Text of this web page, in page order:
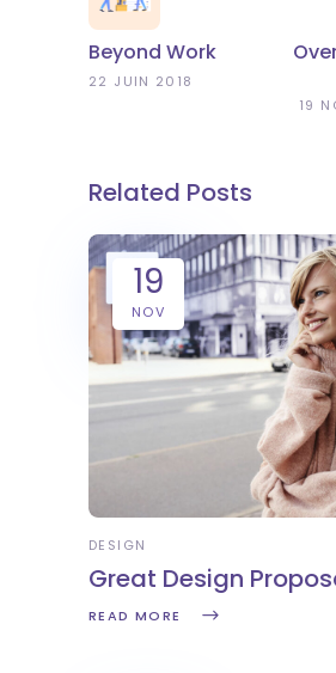
Beyond Work
22 JUIN 2018
19
Related Posts
19
NOV
DESIGN
Great Design
READ MORE